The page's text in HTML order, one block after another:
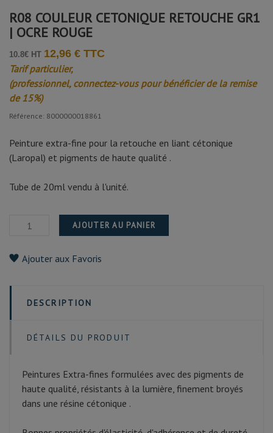
R08 COULEUR CETONIQUE RETOUCHE GR1
| OCRE ROUGE
10.8€ HT 12,96 € TTC
Tarif particulier,
(professionnel, connectez-vous pour bénéficier de la remise
de 15%)
Référence: 8000000018861
Peinture extra-fine pour la retouche en liant cétonique
(Laropal) et pigments de haute qualité .
Tube de 20ml vendu à l'unité.
AJOUTER AU PANIER
Ajouter aux Favoris
DESCRIPTION
DÉTAILS DU PRODUIT
Peintures Extra-fines formulées avec des pigments de
haute qualité, résistants à la lumière, finement broyés
dans une résine cétonique .